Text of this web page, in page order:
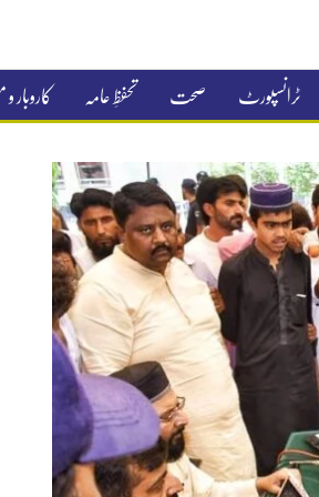
ٹرانسپورٹ صحت تحفظِ عامہ کاروبار